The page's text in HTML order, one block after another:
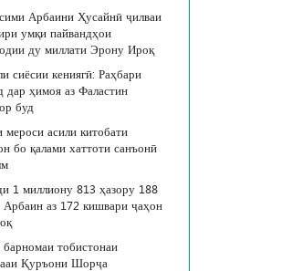
Арбаини Ҳусайнӣ ҷилваи
умқи пайвандҳои
ду миллати Эрону Ироқ
сиёсии кениягӣ: Раҳбари
дар ҳимоя аз Фаластин
буд
мероси асили китобати
бо қалами хаттоти санъонӣ
1 миллиону 813 ҳазору 188
Арбаин аз 172 кишвари ҷаҳон
барномаи тобистонаи
Қуръони Шорҷа